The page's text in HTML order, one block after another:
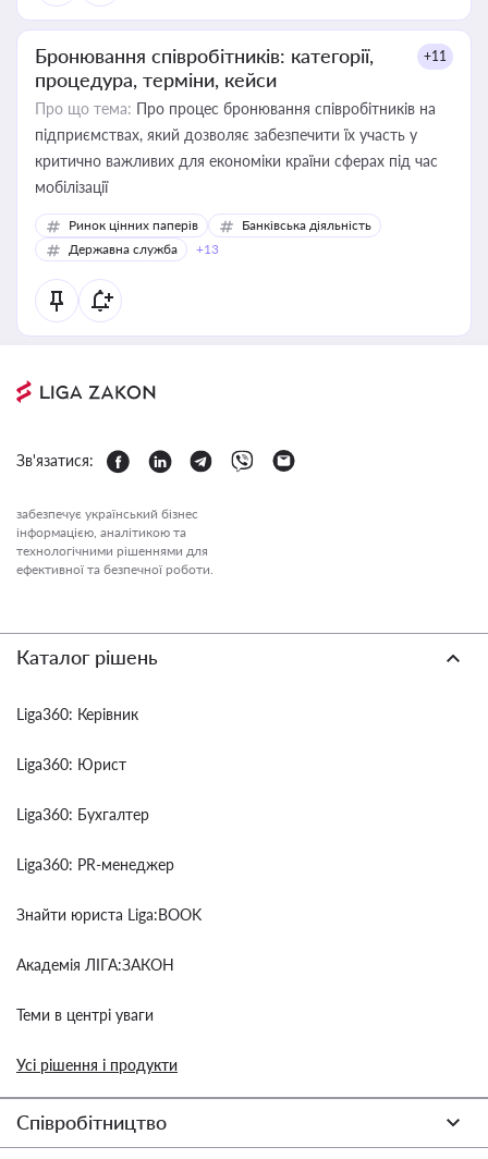
Бронювання співробітників: категорії,
процедура, терміни, кейси
+11
Про що тема: Про процес бронювання співробітників на
підприємствах, який дозволяє забезпечити їх участь у
критично важливих для економіки країни сферах під час
мобілізації
Ринок цінних паперів
Банківська діяльність
Державна служба
+13
Зв'язатися:
забезпечує український бізнес
інформацією, аналітикою та
технологічними рішеннями для
ефективної та безпечної роботи.
Каталог рішень
Liga360: Керівник
Liga360: Юрист
Liga360: Бухгалтер
Liga360: PR-менеджер
Знайти юриста Liga:BOOK
Академія ЛІГА:ЗАКОН
Теми в центрі уваги
Усі рішення і продукти
Співробітництво